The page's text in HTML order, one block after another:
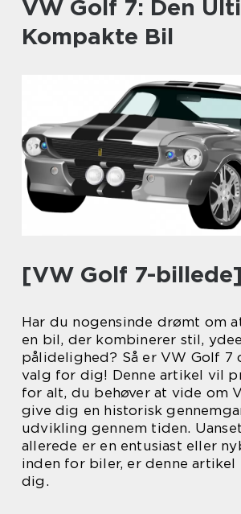
VW Golf 7: Den
Kompakte Bil
[VW Golf 7-billede]
Har du nogensinde drømt om
en bil, der kombinerer stil,
pålidelighed? Så er VW Golf 7
valg for dig! Denne artikel vil
for alt, du behøver at vide om
give dig en historisk
udvikling gennem tiden.
allerede er en entusiast eller
inden for biler, er denne
dig.